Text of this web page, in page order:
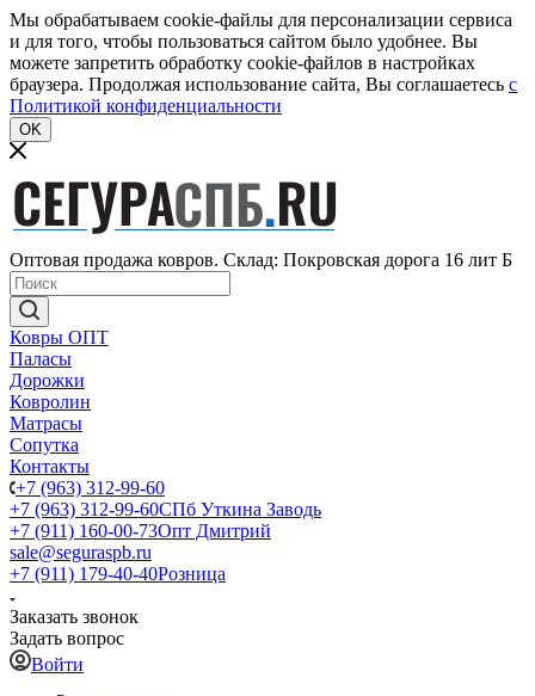
Мы обрабатываем cookie-файлы для персонализации сервиса
и для того, чтобы пользоваться сайтом было удобнее. Вы
можете запретить обработку cookie-файлов в настройках
браузера. Продолжая использование сайта, Вы соглашаетесь c
Политикой конфиденциальности
OK
Оптовая продажа ковров. Склад: Покровская дорога 16 лит Б
Ковры ОПТ
Паласы
Дорожки
Ковролин
Матрасы
Сопутка
Контакты
+7 (963) 312-99-60
+7 (963) 312-99-60СПб Уткина Заводь
+7 (911) 160-00-73Опт Дмитрий
sale@seguraspb.ru
+7 (911) 179-40-40Розница
Заказать звонок
Задать вопрос
Войти